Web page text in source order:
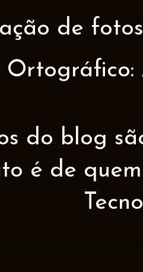
de
Ortográfico:
do blog
é de